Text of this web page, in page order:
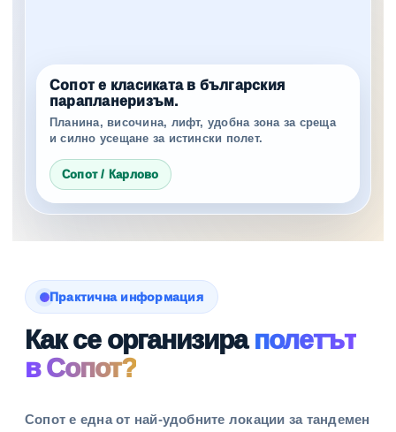
Сопот е класиката в българския
парапланеризъм.
Планина, височина, лифт, удобна зона за среща
и силно усещане за истински полет.
Сопот / Карлово
Практична информация
Как се организираполетът
в Сопот?
Сопот е една от най-удобните локации за тандемен